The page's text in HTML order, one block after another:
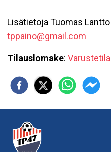
Lisätietoja Tuomas
tppaino@gmail.com
Tilauslomake: